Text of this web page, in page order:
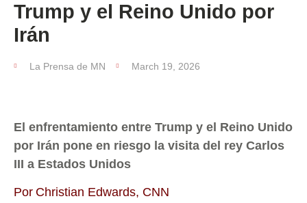
Trump y el Reino Unido por
Irán
La Prensa de MN March 19, 2026
El enfrentamiento entre Trump y el Reino Unido
por Irán pone en riesgo la visita del rey Carlos
III a Estados Unidos
Por Christian Edwards, CNN